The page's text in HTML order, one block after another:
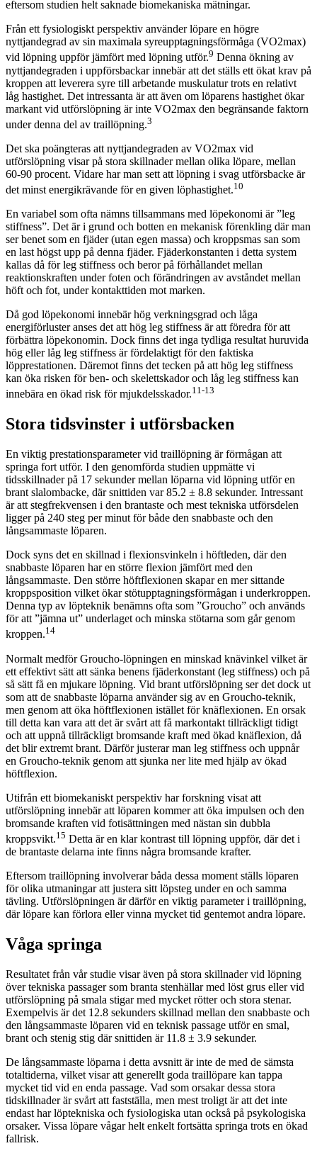
eftersom studien helt saknade biomekaniska mätningar.
Från ett fysiologiskt perspektiv använder löpare en högre
nyttjandegrad av sin maximala syreupptagningsförmåga (VO2max)
vid löpning uppför jämfört med löpning utför.9 Denna ökning av
nyttjandegraden i uppförsbackar innebär att det ställs ett ökat krav på
kroppen att leverera syre till arbetande muskulatur trots en relativt
låg hastighet. Det intressanta är att även om löparens hastighet ökar
markant vid utförslöpning är inte VO2max den begränsande faktorn
under denna del av traillöpning.3
Det ska poängteras att nyttjandegraden av VO2max vid
utförslöpning visar på stora skillnader mellan olika löpare, mellan
60-90 procent. Vidare har man sett att löpning i svag utförsbacke är
det minst energikrävande för en given löphastighet.10
En variabel som ofta nämns tillsammans med löpekonomi är ”leg
stiffness”. Det är i grund och botten en mekanisk förenkling där man
ser benet som en fjäder (utan egen massa) och kroppsmas san som
en last högst upp på denna fjäder. Fjäderkonstanten i detta system
kallas då för leg stiffness och beror på förhållandet mellan
reaktionskraften under foten och förändringen av avståndet mellan
höft och fot, under kontakttiden mot marken.
Då god löpekonomi innebär hög verkningsgrad och låga
energiförluster anses det att hög leg stiffness är att föredra för att
förbättra löpekonomin. Dock finns det inga tydliga resultat huruvida
hög eller låg leg stiffness är fördelaktigt för den faktiska
löpprestationen. Däremot finns det tecken på att hög leg stiffness
kan öka risken för ben- och skelettskador och låg leg stiffness kan
innebära en ökad risk för mjukdelsskador.11-13
Stora tidsvinster i utförsbacken
En viktig prestationsparameter vid traillöpning är förmågan att
springa fort utför. I den genomförda studien uppmätte vi
tidsskillnader på 17 sekunder mellan löparna vid löpning utför en
brant slalombacke, där snittiden var 85.2 ± 8.8 sekunder. Intressant
är att stegfrekvensen i den brantaste och mest tekniska utförsdelen
ligger på 240 steg per minut för både den snabbaste och den
långsammaste löparen.
Dock syns det en skillnad i flexionsvinkeln i höftleden, där den
snabbaste löparen har en större flexion jämfört med den
långsammaste. Den större höftflexionen skapar en mer sittande
kroppsposition vilket ökar stötupptagningsförmågan i underkroppen.
Denna typ av löpteknik benämns ofta som ”Groucho” och används
för att ”jämna ut” underlaget och minska stötarna som går genom
kroppen.14
Normalt medför Groucho-löpningen en minskad knävinkel vilket är
ett effektivt sätt att sänka benens fjäderkonstant (leg stiffness) och på
så sätt få en mjukare löpning. Vid brant utförslöpning ser det dock ut
som att de snabbaste löparna använder sig av en Groucho-teknik,
men genom att öka höftflexionen istället för knäflexionen. En orsak
till detta kan vara att det är svårt att få markontakt tillräckligt tidigt
och att uppnå tillräckligt bromsande kraft med ökad knäflexion, då
det blir extremt brant. Därför justerar man leg stiffness och uppnår
en Groucho-teknik genom att sjunka ner lite med hjälp av ökad
höftflexion.
Utifrån ett biomekaniskt perspektiv har forskning visat att
utförslöpning innebär att löparen kommer att öka impulsen och den
bromsande kraften vid fotisättningen med nästan sin dubbla
kroppsvikt.15 Detta är en klar kontrast till löpning uppför, där det i
de brantaste delarna inte finns några bromsande krafter.
Eftersom traillöpning involverar båda dessa moment ställs löparen
för olika utmaningar att justera sitt löpsteg under en och samma
tävling. Utförslöpningen är därför en viktig parameter i traillöpning,
där löpare kan förlora eller vinna mycket tid gentemot andra löpare.
Våga springa
Resultatet från vår studie visar även på stora skillnader vid löpning
över tekniska passager som branta stenhällar med löst grus eller vid
utförslöpning på smala stigar med mycket rötter och stora stenar.
Exempelvis är det 12.8 sekunders skillnad mellan den snabbaste och
den långsammaste löparen vid en teknisk passage utför en smal,
brant och stenig stig där snittiden är 11.8 ± 3.9 sekunder.
De långsammaste löparna i detta avsnitt är inte de med de sämsta
totaltiderna, vilket visar att generellt goda traillöpare kan tappa
mycket tid vid en enda passage. Vad som orsakar dessa stora
tidskillnader är svårt att fastställa, men mest troligt är att det inte
endast har löptekniska och fysiologiska utan också på psykologiska
orsaker. Vissa löpare vågar helt enkelt fortsätta springa trots en ökad
fallrisk.